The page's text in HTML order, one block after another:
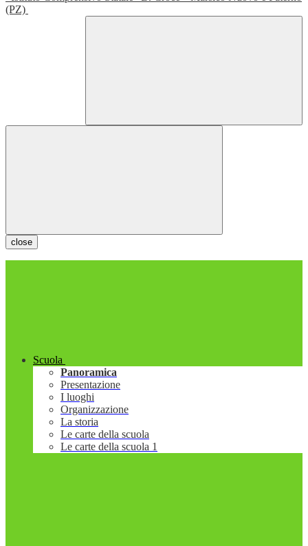
(PZ)
close
Scuola
Panoramica
Presentazione
I luoghi
Organizzazione
La storia
Le carte della scuola
Le carte della scuola 1